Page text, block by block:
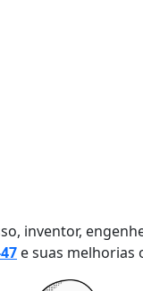
inventor,
e suas melhorias